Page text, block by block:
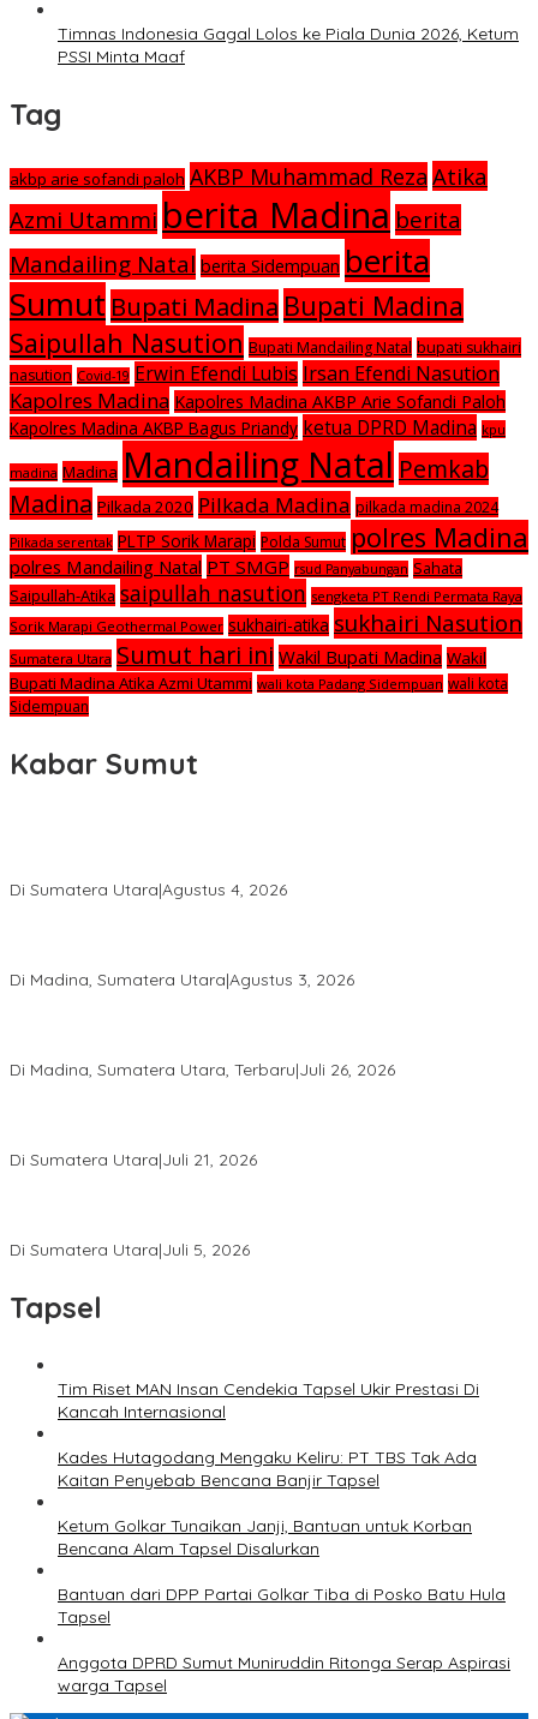
Timnas Indonesia Gagal Lolos ke Piala Dunia 2026, Ketum
PSSI Minta Maaf
Tag
akbp arie sofandi paloh AKBP Muhammad Reza Atika
Azmi Utammi berita Madina berita
Mandailing Natal berita Sidempuan berita
Sumut Bupati Madina Bupati Madina
Saipullah Nasution Bupati Mandailing Natal bupati sukhairi
nasution Covid-19 Erwin Efendi Lubis Irsan Efendi Nasution
Kapolres Madina Kapolres Madina AKBP Arie Sofandi Paloh
Kapolres Madina AKBP Bagus Priandy ketua DPRD Madina kpu
madina Madina Mandailing Natal Pemkab
Madina Pilkada 2020 Pilkada Madina pilkada madina 2024
Pilkada serentak PLTP Sorik Marapi Polda Sumut polres Madina
polres Mandailing Natal PT SMGP rsud Panyabungan Sahata
Saipullah-Atika saipullah nasution sengketa PT Rendi Permata Raya
Sorik Marapi Geothermal Power sukhairi-atika sukhairi Nasution
Sumatera Utara Sumut hari ini Wakil Bupati Madina Wakil
Bupati Madina Atika Azmi Utammi wali kota Padang Sidempuan wali kota
Sidempuan
Kabar Sumut
Di Sumatera Utara|Agustus 4, 2026
Di Madina, Sumatera Utara|Agustus 3, 2026
Di Madina, Sumatera Utara, Terbaru|Juli 26, 2026
Di Sumatera Utara|Juli 21, 2026
Di Sumatera Utara|Juli 5, 2026
Tapsel
Tim Riset MAN Insan Cendekia Tapsel Ukir Prestasi Di
Kancah Internasional
Kades Hutagodang Mengaku Keliru: PT TBS Tak Ada
Kaitan Penyebab Bencana Banjir Tapsel
Ketum Golkar Tunaikan Janji, Bantuan untuk Korban
Bencana Alam Tapsel Disalurkan
Bantuan dari DPP Partai Golkar Tiba di Posko Batu Hula
Tapsel
Anggota DPRD Sumut Muniruddin Ritonga Serap Aspirasi
warga Tapsel